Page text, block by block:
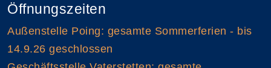
Öffnungszeiten
Außenstelle Poing: gesamte Sommerferien - bis
14.9.26 geschlossen